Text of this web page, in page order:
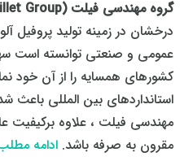
گروه مهندسی فیلت (
Group
درخشان در زمینه تولید پروفیل
عمومی و صنعتی توانسته است سهم
کشورهای همسایه را از آن خود
استانداردهای بین المللی باعث
مهندسی فیلت ، علاوه برکیفیت
مقرون به صرفه باشد. ادامه